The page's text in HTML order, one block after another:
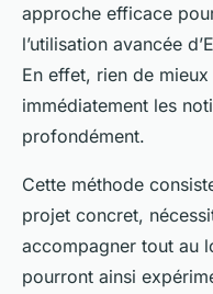
approche efficace
l’utilisation avancée
En effet, rien de
immédiatement les
profondément.
Cette méthode
projet concret,
accompagner tout au
pourront ainsi